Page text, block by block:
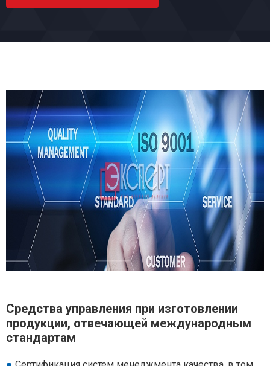
Средства управления при изготовлении
продукции, отвечающей международным
стандартам